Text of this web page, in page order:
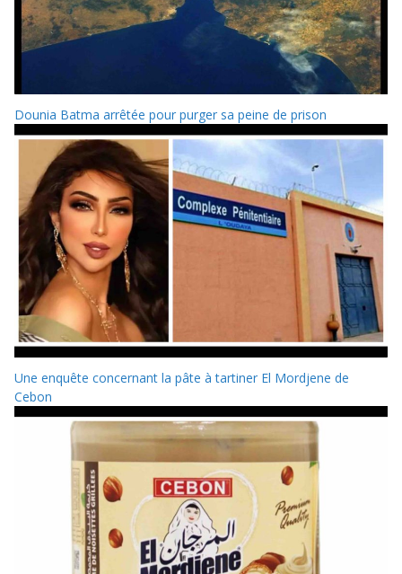
Dounia Batma arrêtée pour purger sa peine de prison
Une enquête concernant la pâte à tartiner El Mordjene de
Cebon